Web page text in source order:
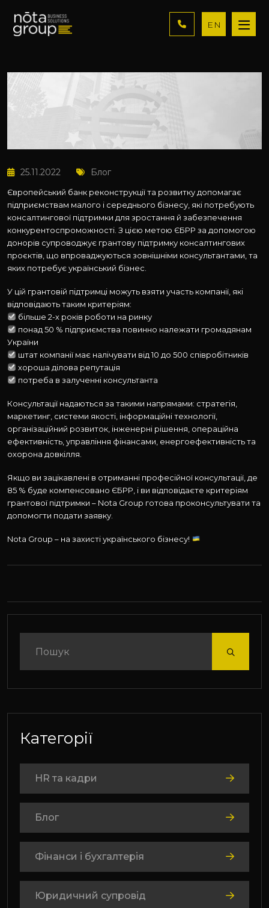
EN
25.11.2022 Блог
Європейський банк реконструкції та розвитку допомагає
підприємствам малого і середнього бізнесу, які потребують
консалтингової підтримки для зростання й забезпечення
конкурентоспроможності. З цією метою ЄБРР за допомогою
донорів супроводжує грантову підтримку консалтингових
проєктів, що впроваджуються зовнішніми консультантами, та
яких потребує український бізнес.
У цій грантовій підтримці можуть взяти участь компанії, які
відповідають таким критеріям:
більше 2-х років роботи на ринку
понад 50 % підприємства повинно належати громадянам
України
штат компанії має налічувати від 10 до 500 співробітників
хороша ділова репутація
потреба в залученні консультанта
Консультації надаються за такими напрямами: стратегія,
маркетинг, системи якості, інформаційні технології,
організаційний розвиток, інженерні рішення, операційна
ефективність, управління фінансами, енергоефективність та
охорона довкілля.
Якщо ви зацікавлені в отриманні професійної консультації, де
85 % буде компенсовано ЄБРР, і ви відповідаєте критеріям
грантової підтримки – Nota Group готова проконсультувати та
допомогти подати заявку.
Nota Group – на захисті українського бізнесу!
Категорії
HR та кадри
Блог
Фінанси і бухгалтерія
Юридичний супровід